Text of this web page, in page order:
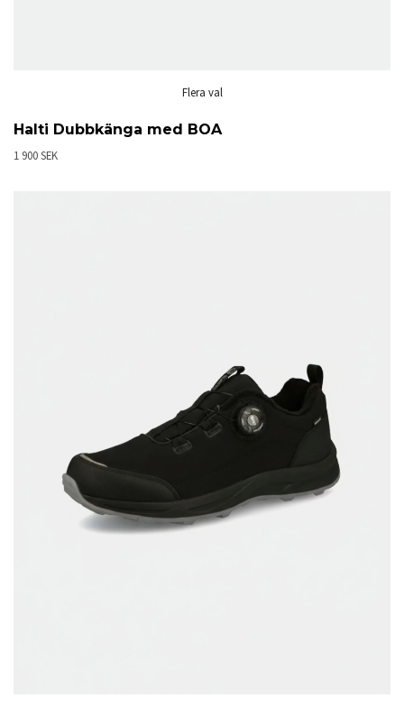
Flera val
Halti Dubbkänga med BOA
1 900 SEK